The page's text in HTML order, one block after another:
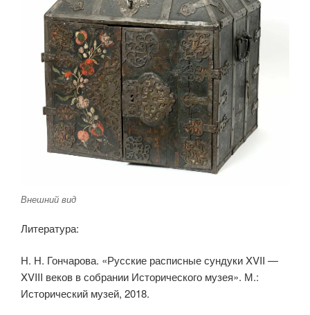
Внешний вид
Литература:
Н. Н. Гончарова. «Русские расписные сундуки XVII —
XVIII веков в собрании Исторического музея». М.:
Исторический музей, 2018.